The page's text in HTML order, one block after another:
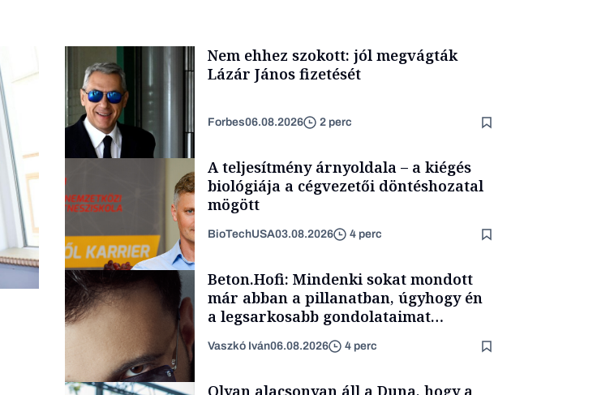
Nem ehhez szokott: jól megvágták
Lázár János fizetését
Forbes06.08.2026 2 perc
Content Lab HUB
A teljesítmény árnyoldala – a kiégés
biológiája a cégvezetői döntéshozatal
mögött
BioTechUSA03.08.2026 4 perc
Beton.Hofi: Mindenki sokat mondott
már abban a pillanatban, úgyhogy én
a legsarkosabb gondolataimat
Vaszkó Iván06.08.2026 4 perc
Olyan alacsonyan áll a Duna, hogy a